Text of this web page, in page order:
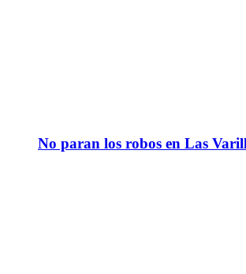
No paran los robos en Las